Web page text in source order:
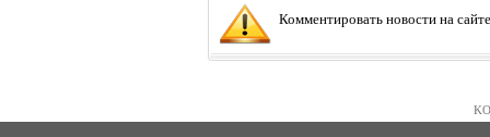
Комментировать новости на